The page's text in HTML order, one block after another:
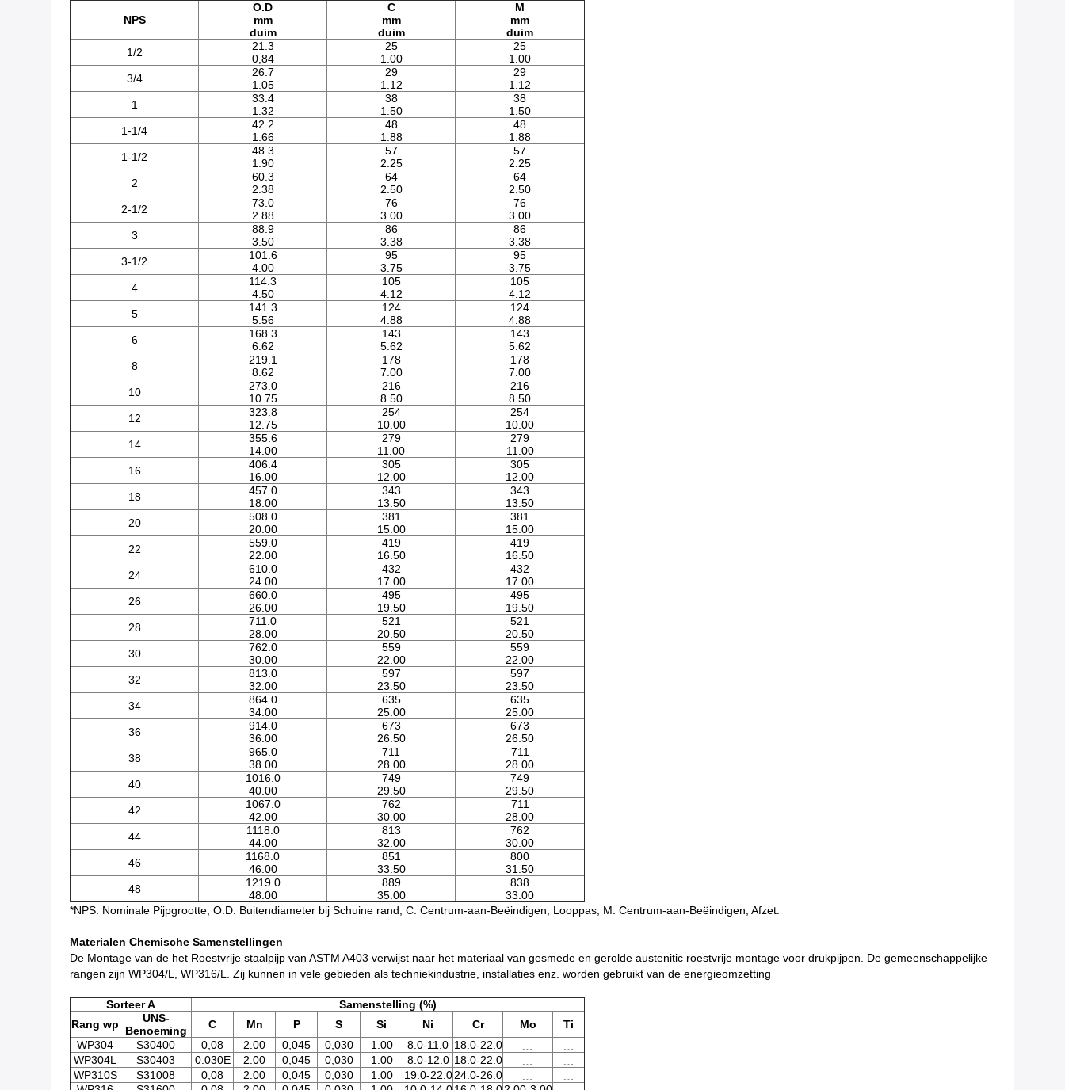
NPS
O.D
mm
duim
C
mm
duim
M
mm
duim
1/2
21.3
0,84
25
1.00
25
1.00
3/4
26.7
1.05
29
1.12
29
1.12
1
33.4
1.32
38
1.50
38
1.50
1-1/4
42.2
1.66
48
1.88
48
1.88
1-1/2
48.3
1.90
57
2.25
57
2.25
2
60.3
2.38
64
2.50
64
2.50
2-1/2
73.0
2.88
76
3.00
76
3.00
3
88.9
3.50
86
3.38
86
3.38
3-1/2
101.6
4.00
95
3.75
95
3.75
4
114.3
4.50
105
4.12
105
4.12
5
141.3
5.56
124
4.88
124
4.88
6
168.3
6.62
143
5.62
143
5.62
8
219.1
8.62
178
7.00
178
7.00
10
273.0
10.75
216
8.50
216
8.50
12
323.8
12.75
254
10.00
254
10.00
14
355.6
14.00
279
11.00
279
11.00
16
406.4
16.00
305
12.00
305
12.00
18
457.0
18.00
343
13.50
343
13.50
20
508.0
20.00
381
15.00
381
15.00
22
559.0
22.00
419
16.50
419
16.50
24
610.0
24.00
432
17.00
432
17.00
26
660.0
26.00
495
19.50
495
19.50
28
711.0
28.00
521
20.50
521
20.50
30
762.0
30.00
559
22.00
559
22.00
32
813.0
32.00
597
23.50
597
23.50
34
864.0
34.00
635
25.00
635
25.00
36
914.0
36.00
673
26.50
673
26.50
38
965.0
38.00
711
28.00
711
28.00
40
1016.0
40.00
749
29.50
749
29.50
42
1067.0
42.00
762
30.00
711
28.00
44
1118.0
44.00
813
32.00
762
30.00
46
1168.0
46.00
851
33.50
800
31.50
48
1219.0
48.00
889
35.00
838
33.00
*NPS: Nominale Pijpgrootte; O.D: Buitendiameter bij Schuine rand; C: Centrum-aan-Beëindigen, Looppas; M: Centrum-aan-Beëindigen, Afzet.
Materialen Chemische Samenstellingen
De Montage van de het Roestvrije staalpijp van ASTM A403 verwijst naar het materiaal van gesmede en gerolde austenitic roestvrije montage voor drukpijpen. De gemeenschappelijke
rangen zijn WP304/L, WP316/L. Zij kunnen in vele gebieden als techniekindustrie, installaties enz. worden gebruikt van de energieomzetting
Sorteer A
Samenstelling (%)
Rang wp
UNS-
Benoeming
C Mn P S Si Ni Cr Mo
Ti
WP304
S30400 0,08 2.00 0,045 0,030 1.00 8.0-11.0 18.0-22.0
WP304L
S30403 0.030E 2.00 0,045 0,030 1.00 8.0-12.0 18.0-22.0
WP310S
S31008 0,08 2.00 0,045 0,030 1.00 19.0-22.0 24.0-26.0